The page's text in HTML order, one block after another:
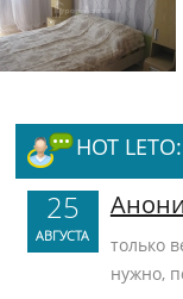
HOT
25
АВГУСТА
только
нужно,